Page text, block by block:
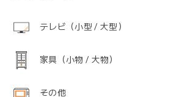
テレビ（小型 / 大型）
家具（小物 / 大物）
その他